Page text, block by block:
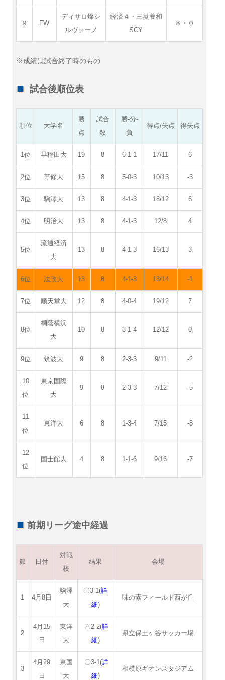
９ FW
ディサロ燦シ
ルヴァーノ
経済４・三菱養和
SCY
８・０
※成績は試合終了時のもの
試合後順位表
順位 大学名
勝
点
試合
数
勝-分-
負
得点/失点 得失点
1位 早稲田大 19 8 6-1-1 17/11 6
2位 専修大 15 8 5-0-3 10/13 -3
3位 駒澤大 13 8 4-1-3 18/12 6
4位 明治大 13 8 4-1-3 12/8 4
5位
流通経済
大
13 8 4-1-3 16/13 3
6位 法政大 13 8 4-1-3 13/14 -1
7位 順天堂大 12 8 4-0-4 19/12 7
8位
桐蔭横浜
大
10 8 3-1-4 12/12 0
9位 筑波大 9 8 2-3-3 9/11 -2
10
位
東京国際
大
9 8 2-3-3 7/12 -5
11
位
東洋大 6 8 1-3-4 7/15 -8
12
位
国士館大 4 8 1-1-6 9/16 -7
前期リーグ途中経過
節 日付
対戦
校
結果 会場
1 4月8日
駒澤
大
〇3-1(詳
細 )
味の素フィールド西が丘
2
4月15
日
東洋
大
△2-2(詳
細 )
県立保土ヶ谷サッカー場
3
4月29
日
東国
大
〇3-1(詳
細 )
相模原ギオンスタジアム